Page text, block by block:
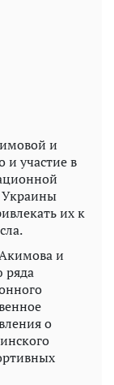
и
и участие в
Украины
их к
и
ряда
о